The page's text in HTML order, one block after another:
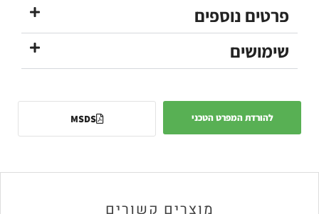
פרטים נוספים
שימושים
להורדת המפרט הטכני MSDS
מוצרים קשורים